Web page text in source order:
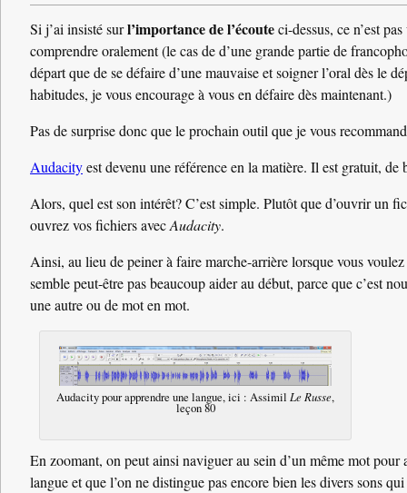
Si j’ai insisté surl’importance de l’écouteci-dessus, ce n’est
comprendre oralement (le cas de d’une grande partie de
départ que de se défaire d’une mauvaise et soigner l’oral dès le
habitudes, je vous encourage à vous en défaire dès maintenant.)
Pas de surprise donc que le prochain outil que je vous
Audacityest devenu une référence en la matière. Il est gratuit,
Alors, quel est son intérêt? C’est simple. Plutôt que d’ouvrir un
ouvrez vos fichiers avecAudacity.
Ainsi, au lieu de peiner à faire marche-arrière lorsque vous
semble peut-être pas beaucoup aider au début, parce que c’est
une autre ou de mot en mot.
Audacity pour apprendre une langue, ici : AssimilLe Russe,
leçon 80
En zoomant, on peut ainsi naviguer au sein d’un même mot
langue et que l’on ne distingue pas encore bien les divers sons